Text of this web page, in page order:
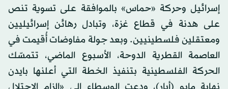
إسرائيل وحركة «حماس» بالموافقة على تسوية تنص
على هدنة في قطاع غزة، وتبادل رهائن إسرائيليين
ومعتقلين فلسطينيين. وبعد جولة مفاوضات أُقيمت في
العاصمة القطرية الدوحة، الأسبوع الماضي، تتمسّك
الحركة الفلسطينية بتنفيذ الخطة التي أعلنها بايدن